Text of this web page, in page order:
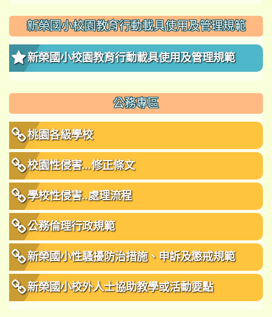
新榮國小校園教育行動載具使用及管理規範
新榮國小校園教育行動載具使用及管理規範
公務專區
桃園各級學校
校園性侵害...修正條文
學校性侵害..處理流程
公務倫理行政規範
新榮國小性騷擾防治措施、申訴及懲戒規範
新榮國小校外人士協助教學或活動要點